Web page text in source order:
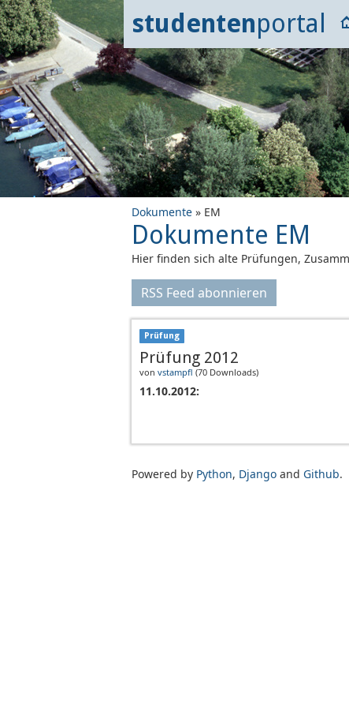
studentenportal
Dokumente » EM
Dokumente EM
Hier finden sich alte Prüfungen,
RSS Feed abonnieren
Prüfung
Prüfung 2012
von vstampfl (70 Downloads)
11.10.2012:
Powered by Python, Django and Github.